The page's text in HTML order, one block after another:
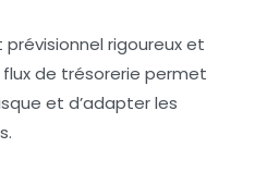
rigoureux et
de trésorerie permet
et d’adapter les